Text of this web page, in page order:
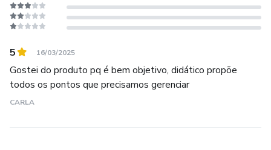
5 16/03/2025
Gostei do produto pq é bem objetivo, didático propõe
todos os pontos que precisamos gerenciar
CARLA